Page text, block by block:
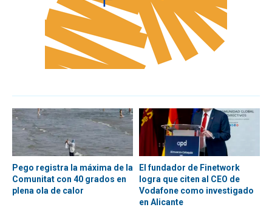
Pego registra la máxima de la
Comunitat con 40 grados en
plena ola de calor
El fundador de Finetwork
logra que citen al CEO de
Vodafone como investigado
en Alicante